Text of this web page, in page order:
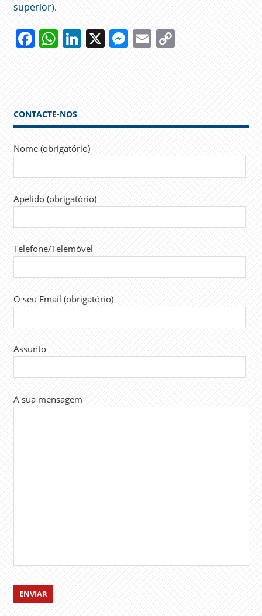
superior).
Facebook
WhatsApp
LinkedIn
X Messenger
EmailCopy
CONTACTE-NOS
Nome (obrigatório)
Apelido (obrigatório)
Telefone/Telemóvel
O seu Email (obrigatório)
Assunto
A sua mensagem